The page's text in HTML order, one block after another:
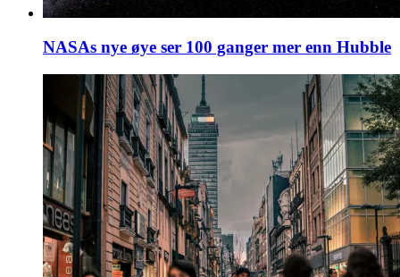
NASAs nye øye ser 100 ganger mer enn Hubble